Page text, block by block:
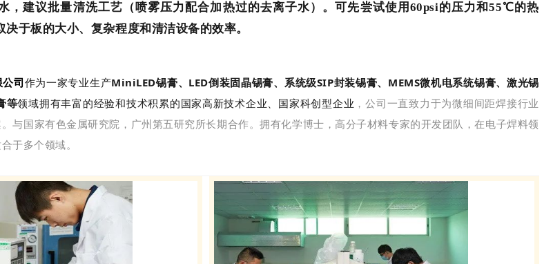
，建议批量清洗工艺（喷雾压力配合加热过的去离子水）。可先尝试使用60psi的压力和55℃的热
于板的大小、复杂程度和清洁设备的效率。
司作为一家专业生产MiniLED锡膏、LED倒装固晶锡膏、系统级SIP封装锡膏、MEMS微机电系统锡膏、激光锡
等领域拥有丰富的经验和技术积累的国家高新技术企业、国家科创型企业 ，公司一直致力于为微细间距焊接行业
与国家有色金属研究院，广州第五研究所长期合作。拥有化学博士，高分子材料专家的开发团队，在电子焊料领
于多个领域。